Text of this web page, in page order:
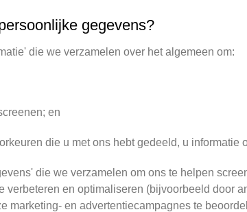
gegevens?
die we verzamelen over het algemeen om:
en
die u met ons hebt gedeeld, u informatie
die we verzamelen om ons te helpen
verbeteren en optimaliseren (bijvoorbeeld door
marketing- en advertentiecampagnes te